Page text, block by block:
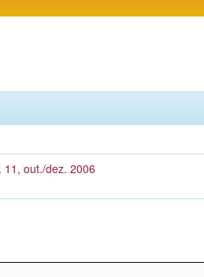
11, out./dez. 2006